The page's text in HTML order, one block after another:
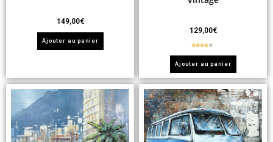
149,00€
Ajouter au panier
129,00€
5
Ajouter au panier